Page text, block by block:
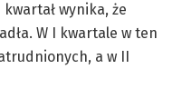
wynika, że
W I kwartale w ten
a w II